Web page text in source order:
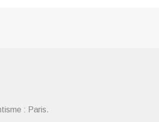
: Paris.